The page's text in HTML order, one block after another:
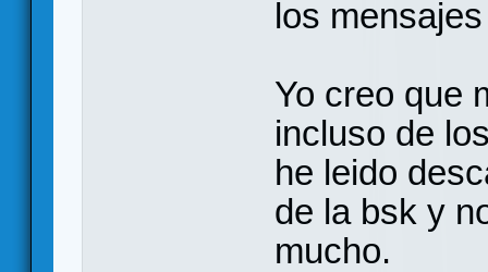
los
Yo creo que
incluso de
he leido
de la bsk y
mucho.